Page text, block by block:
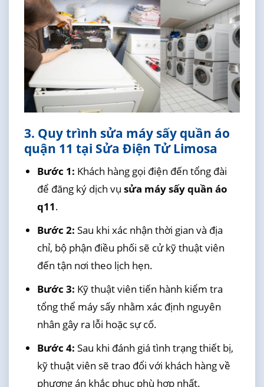
3. Quy trình sửa máy sấy quần áo
quận 11 tại Sửa Điện Tử Limosa
Bước 1: Khách hàng gọi điện đến tổng đài
để đăng ký dịch vụ sửa máy sấy quần áo
q11.
Bước 2: Sau khi xác nhận thời gian và địa
chỉ, bộ phận điều phối sẽ cử kỹ thuật viên
đến tận nơi theo lịch hẹn.
Bước 3: Kỹ thuật viên tiến hành kiểm tra
tổng thể máy sấy nhằm xác định nguyên
nhân gây ra lỗi hoặc sự cố.
Bước 4: Sau khi đánh giá tình trạng thiết bị,
kỹ thuật viên sẽ trao đổi với khách hàng về
phương án khắc phục phù hợp nhất.